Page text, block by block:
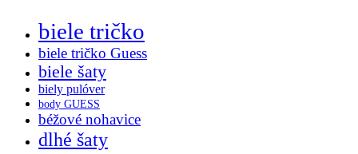
biele tričko
biele tričko Guess
biele šaty
biely pulóver
body GUESS
béžové nohavice
dlhé šaty